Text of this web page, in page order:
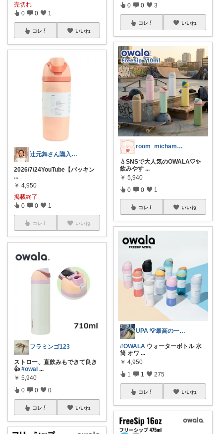
売切れ
0 0 1
コレ いいね
辻元舞さん購入品まとめ
2026/7/24YouTube【パッキン
...
￥ 4,950
掲載終了
0 0 1
コレ いいね
フラミンゴ123
ストロー、直飲みもできて良き
👍 #owal ...
￥ 5,940
0 0 0
コレ いいね
0 0 3
コレ いいね
room_michamaman
💧SNSで大人気のOWALA🤍✨
飲みやす ...
￥ 5,940
0 0 1
コレ いいね
UPA 💡最高の一日を💡
#OWALA ウォーターボトル 水
筒 オワ ...
￥ 4,950
1 1 275
コレ いいね